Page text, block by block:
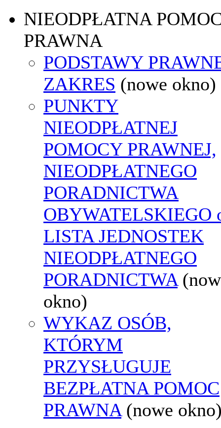
NIEODPŁATNA
PRAWNA
PODSTAWY
ZAKRES (nowe okno)
PUNKTY
NIEODPŁATNEJ
POMOCY PRAWNEJ,
NIEODPŁATNEGO
PORADNICTWA
OBYWATELSKIEGO
LISTA JEDNOSTEK
NIEODPŁATNEGO
PORADNICTWA
okno)
WYKAZ OSÓB,
KTÓRYM
PRZYSŁUGUJE
BEZPŁATNA POMOC
PRAWNA (nowe